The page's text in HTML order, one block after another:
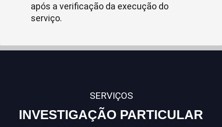
após a verificação da execução do
serviço.
SERVIÇOS
INVESTIGAÇÃO PARTICULAR